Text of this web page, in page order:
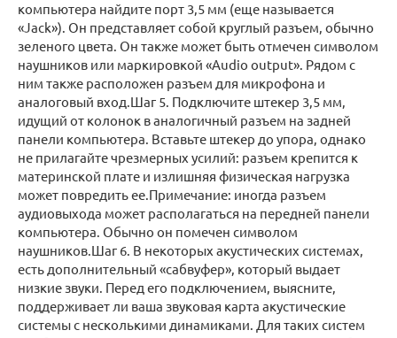
компьютера найдите порт 3,5 мм (еще называется
«Jack»). Он представляет собой круглый разъем, обычно
зеленого цвета. Он также может быть отмечен символом
наушников или маркировкой «Audio output». Рядом с
ним также расположен разъем для микрофона и
аналоговый вход.Шаг 5. Подключите штекер 3,5 мм,
идущий от колонок в аналогичный разъем на задней
панели компьютера. Вставьте штекер до упора, однако
не прилагайте чрезмерных усилий: разъем крепится к
материнской плате и излишняя физическая нагрузка
может повредить ее.Примечание: иногда разъем
аудиовыхода может располагаться на передней панели
компьютера. Обычно он помечен символом
наушников.Шаг 6. В некоторых акустических системах,
есть дополнительный «сабвуфер», который выдает
низкие звуки. Перед его подключением, выясните,
поддерживает ли ваша звуковая карта акустические
системы с несколькими динамиками. Для таких систем